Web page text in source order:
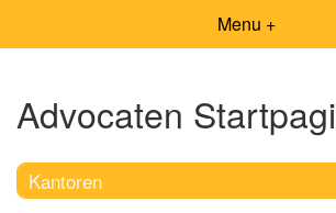
Menu +
Advocaten
Kantoren